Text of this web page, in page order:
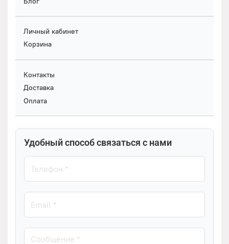
Личный кабинет
Корзина
Контакты
Доставка
Оплата
Удобный способ связаться с нами